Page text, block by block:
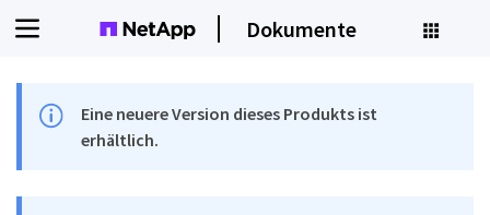
Dokumente
Eine neuere Version dieses Produkts ist
erhältlich.